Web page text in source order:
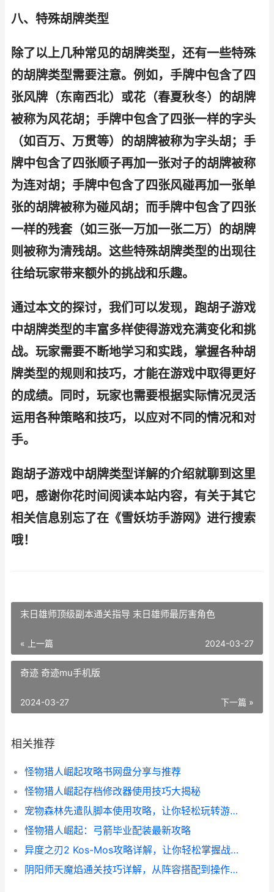
八、特殊胡牌类型
除了以上几种常见的胡牌类型，还有一些特殊
的胡牌类型需要注意。例如，手牌中包含了四
张风牌（东南西北）或花（春夏秋冬）的胡牌
被称为风花胡；手牌中包含了四张一样的字头
（如百万、万贯等）的胡牌被称为字头胡；手
牌中包含了四张顺子再加一张对子的胡牌被称
为连对胡；手牌中包含了四张风碰再加一张单
张的胡牌被称为碰风胡；而手牌中包含了四张
一样的残套（如三张一万加一张二万）的胡牌
则被称为清残胡。这些特殊胡牌类型的出现往
往给玩家带来额外的挑战和乐趣。
通过本文的探讨，我们可以发现，跑胡子游戏
中胡牌类型的丰富多样使得游戏充满变化和挑
战。玩家需要不断地学习和实践，掌握各种胡
牌类型的规则和技巧，才能在游戏中取得更好
的成绩。同时，玩家也需要根据实际情况灵活
运用各种策略和技巧，以应对不同的情况和对
手。
跑胡子游戏中胡牌类型详解的介绍就聊到这里
吧，感谢你花时间阅读本站内容，有关于其它
相关信息别忘了在《雪妖坊手游网》进行搜索
哦！
末日雄师顶级副本通关指导 末日雄师最厉害角色
« 上一篇 2024-03-27
奇迹 奇迹mu手机版
下一篇 »
2024-03-27
相关推荐
怪物猎人崛起攻略书网盘分享与推荐
怪物猎人崛起存档修改器使用技巧大揭秘
宠物森林先遣队脚本使用攻略，让你轻松玩转游戏！
怪物猎人崛起：弓箭毕业配装最新攻略
异度之刃2 Kos-Mos攻略详解，让你轻松掌握战斗技巧
阴阳师天魔焰通关技巧详解，从阵容搭配到操作心得全都有！